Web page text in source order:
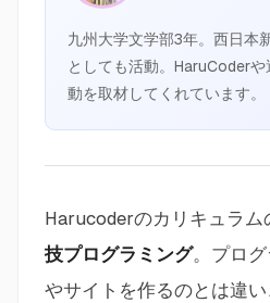
九州大学文学部3年。西日本
としても活動。HaruCoder
動を取材してくれています。
Harucoderのカリキュラム
技プログラミング。プロ
やサイトを作るのとは違